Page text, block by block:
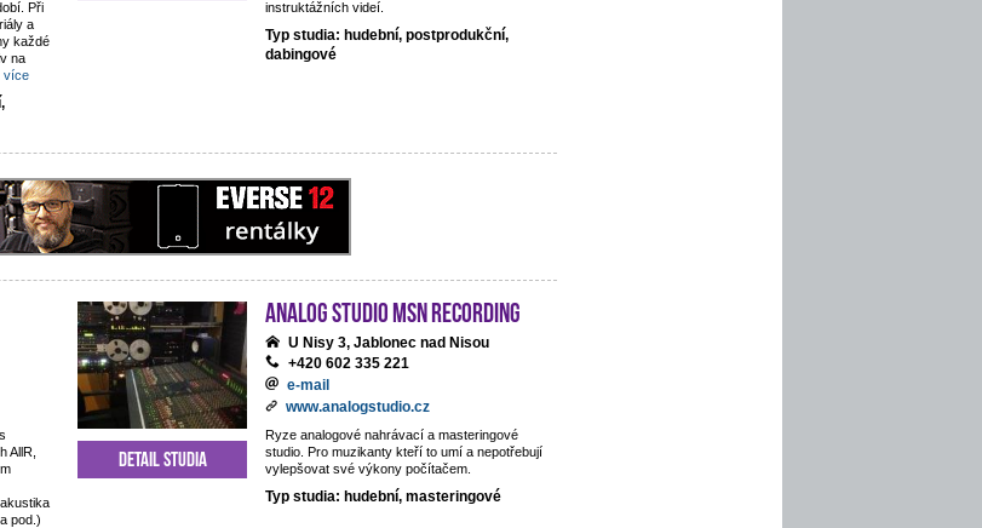
Při
a
každé
na
více
instruktážních videí.
Typ studia: hudební, postprodukční,
dabingové
AllR,
pod.)
analog studio MSN recording
U Nisy 3, Jablonec nad Nisou
+420 602 335 221
e-mail
www.analogstudio.cz
Ryze analogové nahrávací a masteringové
studio. Pro muzikanty kteří to umí a nepotřebují
vylepšovat své výkony počítačem.
Typ studia: hudební, masteringové
Detail studia